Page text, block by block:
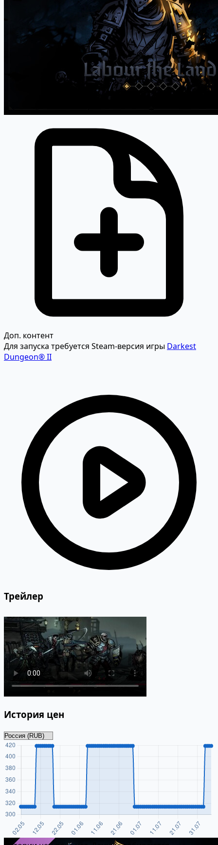
Доп. контент
Для запуска требуется Steam-версия игры Darkest
Dungeon® II
Трейлер
История цен